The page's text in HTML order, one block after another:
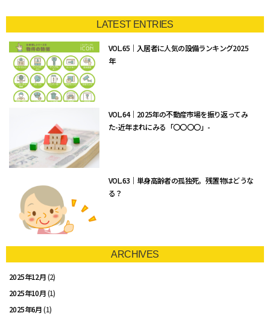
LATEST ENTRIES
VOL.65｜入居者に人気の設備ランキング2025
年
VOL.64｜2025年の不動産市場を振り返ってみ
た-近年まれにみる「〇〇〇〇」-
VOL.63｜単身高齢者の孤独死。残置物はどうな
る？
ARCHIVES
2025年12月(2)
2025年10月(1)
2025年6月(1)